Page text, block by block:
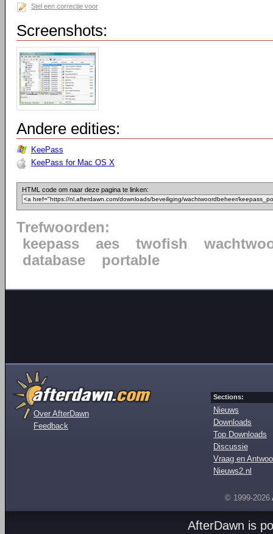
Stel een correctie voor
Screenshots:
Andere edities:
KeePass
KeePass for Mac OS X
HTML code om naar deze pagina te linken:
Trefwoorden:
keepass
aes twofish
database
portable
Over AfterDawn
Feedback
Sections:
Nieuws
Downloads
Top Downloads
Discussie
Vraag en
Nieuws2.nl
© 1999-2026
AfterDawn is